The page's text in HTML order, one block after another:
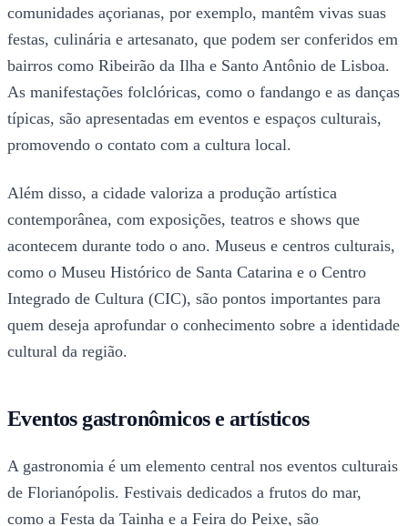
comunidades açorianas, por exemplo, mantêm vivas suas
festas, culinária e artesanato, que podem ser conferidos em
bairros como Ribeirão da Ilha e Santo Antônio de Lisboa.
As manifestações folclóricas, como o fandango e as danças
típicas, são apresentadas em eventos e espaços culturais,
promovendo o contato com a cultura local.
Além disso, a cidade valoriza a produção artística
contemporânea, com exposições, teatros e shows que
acontecem durante todo o ano. Museus e centros culturais,
como o Museu Histórico de Santa Catarina e o Centro
Integrado de Cultura (CIC), são pontos importantes para
quem deseja aprofundar o conhecimento sobre a identidade
cultural da região.
Eventos gastronômicos e artísticos
A gastronomia é um elemento central nos eventos culturais
de Florianópolis. Festivais dedicados a frutos do mar,
como a Festa da Tainha e a Feira do Peixe, são